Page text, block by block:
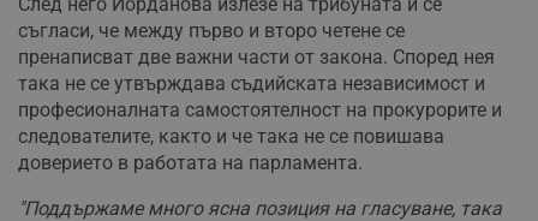
съгласи, че между първо и второ четене се
пренаписват две важни части от закона. Според нея
така не се утвърждава съдийската независимост и
професионалната самостоятелност на прокурорите и
следователите, както и че така не се повишава
доверието в работата на парламента.
"Поддържаме много ясна позиция на гласуване, така